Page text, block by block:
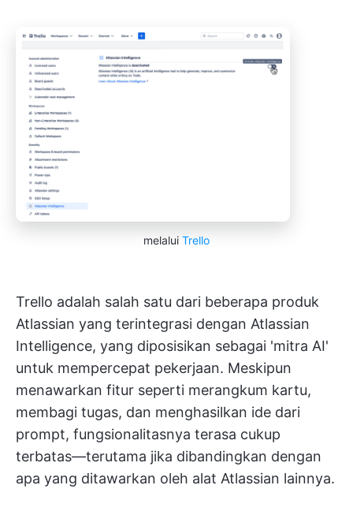
melalui Trello
Trello adalah salah satu dari beberapa produk
Atlassian yang terintegrasi dengan Atlassian
Intelligence, yang diposisikan sebagai 'mitra AI'
untuk mempercepat pekerjaan. Meskipun
menawarkan fitur seperti merangkum kartu,
membagi tugas, dan menghasilkan ide dari
prompt, fungsionalitasnya terasa cukup
terbatas—terutama jika dibandingkan dengan
apa yang ditawarkan oleh alat Atlassian lainnya.